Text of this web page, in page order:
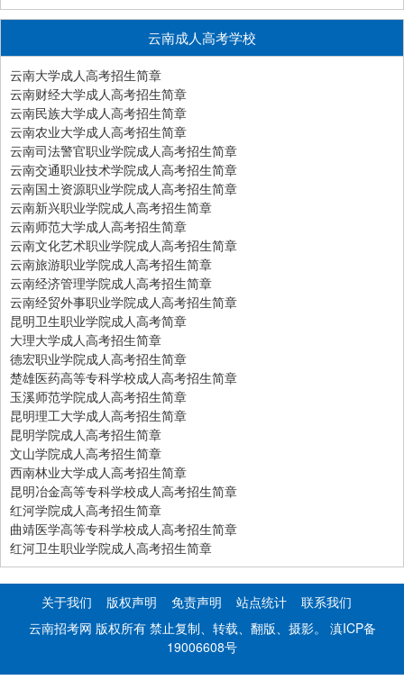
云南成人高考学校
云南大学成人高考招生简章
云南财经大学成人高考招生简章
云南民族大学成人高考招生简章
云南农业大学成人高考招生简章
云南司法警官职业学院成人高考招生简章
云南交通职业技术学院成人高考招生简章
云南国土资源职业学院成人高考招生简章
云南新兴职业学院成人高考招生简章
云南师范大学成人高考招生简章
云南文化艺术职业学院成人高考招生简章
云南旅游职业学院成人高考招生简章
云南经济管理学院成人高考招生简章
云南经贸外事职业学院成人高考招生简章
昆明卫生职业学院成人高考简章
大理大学成人高考招生简章
德宏职业学院成人高考招生简章
楚雄医药高等专科学校成人高考招生简章
玉溪师范学院成人高考招生简章
昆明理工大学成人高考招生简章
昆明学院成人高考招生简章
文山学院成人高考招生简章
西南林业大学成人高考招生简章
昆明冶金高等专科学校成人高考招生简章
红河学院成人高考招生简章
曲靖医学高等专科学校成人高考招生简章
红河卫生职业学院成人高考招生简章
关于我们 版权声明 免责声明 站点统计
联系我们
云南招考网 版权所有 禁止复制、转载、翻版、摄影。 滇ICP备
19006608号